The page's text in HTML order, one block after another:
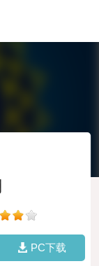
PC下载